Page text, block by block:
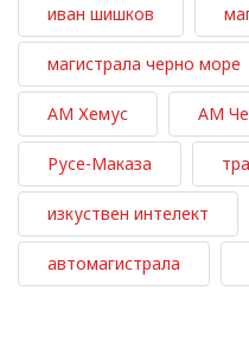
иван шишков
магистрала черно море
АМ Хемус АМ
Русе-Маказа
изкуствен интелект
автомагистрала